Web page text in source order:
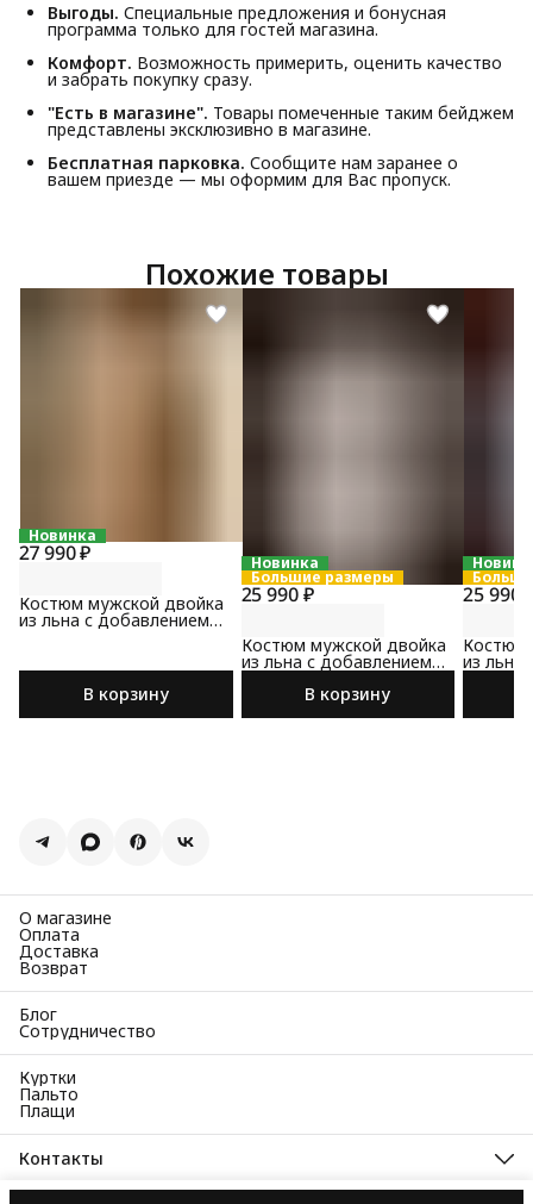
Выгоды. Специальные предложения и бонусная
программа только для гостей магазина.
Комфорт. Возможность примерить, оценить качество
и забрать покупку сразу.
"Есть в магазине". Товары помеченные таким бейджем
представлены эксклюзивно в магазине.
Бесплатная парковка. Сообщите нам заранее о
вашем приезде — мы оформим для Вас пропуск.
Похожие товары
Новинка
27 990 ₽
Костюм мужской двойка
из льна с добавлением
хлопка бежевого цвета
В корзину
Новинка
Большие размеры
25 990 ₽
Костюм мужской двойка
из льна с добавлением
хлопка бежевого цвета
В корзину
25 990
Костюм
из льна
хлопка
О магазине
Оплата
Доставка
Возврат
Блог
Сотрудничество
Куртки
Пальто
Плащи
Контакты
Адрес